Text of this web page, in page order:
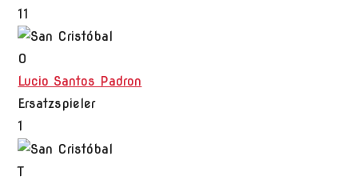
11
O
Lucio Santos Padron
Ersatzspieler
1
T